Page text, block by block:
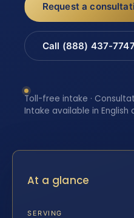
Request a
Call (888) 437-
Toll-free intake ·
Intake available in English
At a glance
SERVING